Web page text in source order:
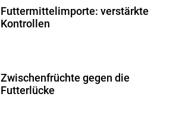
Futtermittelimporte: verstärkte
Kontrollen
Zwischenfrüchte gegen die
Futterlücke